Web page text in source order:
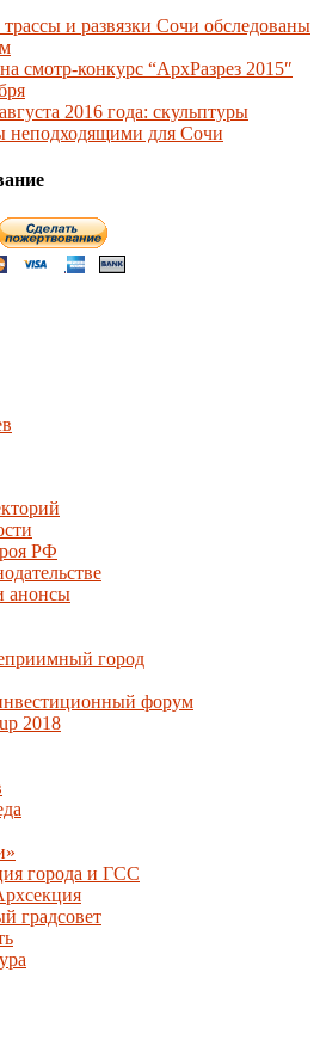
и развязки Сочи обследованы
смотр-конкурс “АрхРазрез 2015″
2016 года: скульптуры
неподходящими для Сочи
РФ
анонсы
город
форум
2018
города и ГСС
градсовет